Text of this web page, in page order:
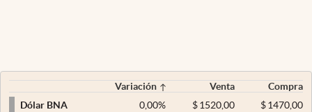
Variación Venta
Compra
Dólar BNA
0,00% $ 1520,00 $1470,00